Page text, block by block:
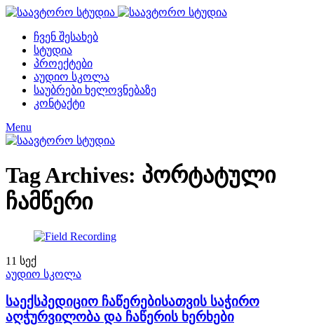
ჩვენ შესახებ
სტუდია
პროექტები
აუდიო სკოლა
საუბრები ხელოვნებაზე
კონტაქტი
Menu
Tag Archives: პორტატული
ჩამწერი
11 სექ
აუდიო სკოლა
საექსპედიციო ჩაწერებისათვის საჭირო
აღჭურვილობა და ჩაწერის ხერხები